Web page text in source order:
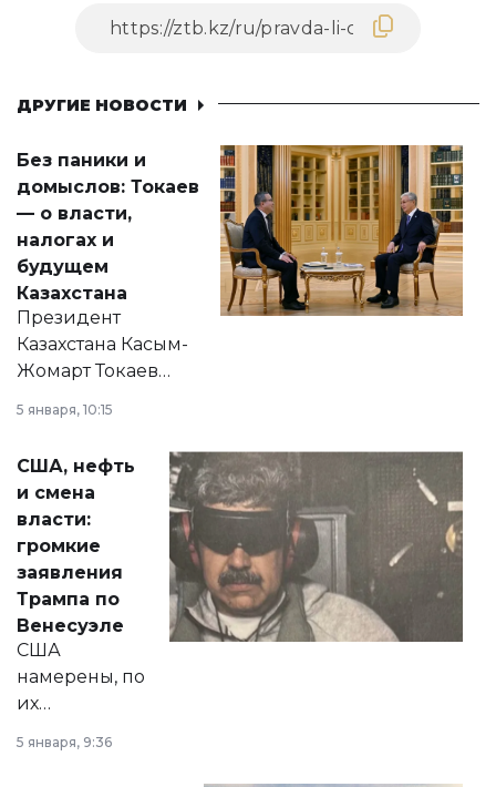
ДРУГИЕ НОВОСТИ
Без паники и
домыслов: Токаев
— о власти,
налогах и
будущем
Казахстана
Президент
Казахстана Касым-
Жомарт Токаев
сразу несколько
актуальных тем —
от слухов о
политических
реформах до
вопросов армии,
экономики и
личного здоровья.
5 января, 10:15
США, нефть
и смена
власти:
громкие
заявления
Трампа по
Венесуэле
США
намерены, по
их
принести
5 января, 9:36